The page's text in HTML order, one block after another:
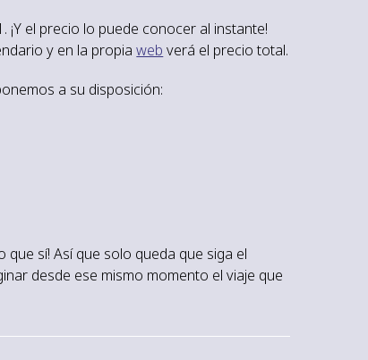
el precio lo puede conocer al instante!
y en la propiaweb verá el precio total.
a su disposición:
que sí! Así que solo queda que siga el
desde ese mismo momento el viaje que